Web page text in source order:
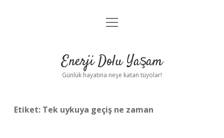
Anasayfa
Yasal Uyarı
menüyü
Enerji Dolu Yaşam
Günlük hayatına neşe katan tüyolar!
Etiket: Tek uykuya geçiş ne zaman